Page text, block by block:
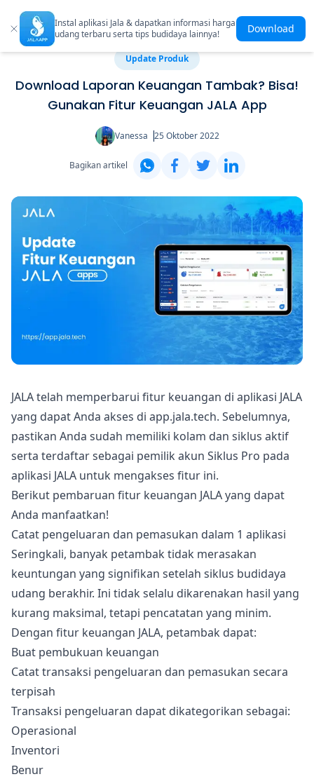
Instal aplikasi Jala & dapatkan informasi harga
udang terbaru serta tips budidaya lainnya!
Download
Update Produk
Download Laporan Keuangan Tambak? Bisa!
Gunakan Fitur Keuangan JALA App
Vanessa 25 Oktober 2022
Bagikan artikel
JALA telah memperbarui fitur keuangan di aplikasi JALA
yang dapat Anda akses di app.jala.tech. Sebelumnya,
pastikan Anda sudah memiliki kolam dan siklus aktif
serta terdaftar sebagai pemilik akun Siklus Pro pada
aplikasi JALA untuk mengakses fitur ini.
Berikut pembaruan fitur keuangan JALA yang dapat
Anda manfaatkan!
Catat pengeluaran dan pemasukan dalam 1 aplikasi
Seringkali, banyak petambak tidak merasakan
keuntungan yang signifikan setelah siklus budidaya
udang berakhir. Ini tidak selalu dikarenakan hasil yang
kurang maksimal, tetapi pencatatan yang minim.
Dengan fitur keuangan JALA, petambak dapat:
Buat pembukuan keuangan
Catat transaksi pengeluaran dan pemasukan secara
terpisah
Transaksi pengeluaran dapat dikategorikan sebagai:
Operasional
Inventori
Benur